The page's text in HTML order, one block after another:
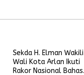
Sekda H. Elman Wakili
Wali Kota Arlan Ikuti
Rakor Nasional Bahas